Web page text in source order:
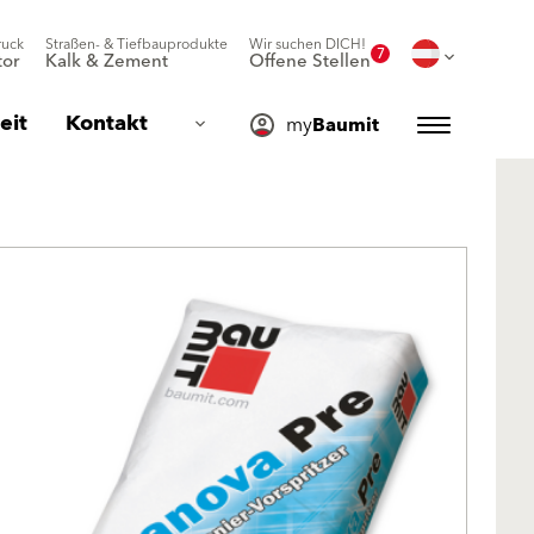
Straßen- & Tiefbauprodukte
Kalk & Zement
Wir suchen DICH!
Offene Stellen 7
Kontakt myBaumit